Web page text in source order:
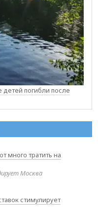
погибли после
много тратить на
Москва
стимулирует